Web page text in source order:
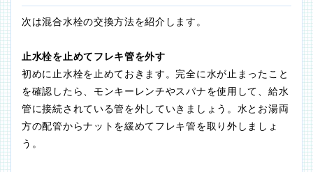
次は混合水栓の交換方法を紹介します。
止水栓を止めてフレキ管を外す
初めに止水栓を止めておきます。完全に水が止まったこと
を確認したら、モンキーレンチやスパナを使用して、給水
管に接続されている管を外していきましょう。水とお湯両
方の配管からナットを緩めてフレキ管を取り外しましょ
う。